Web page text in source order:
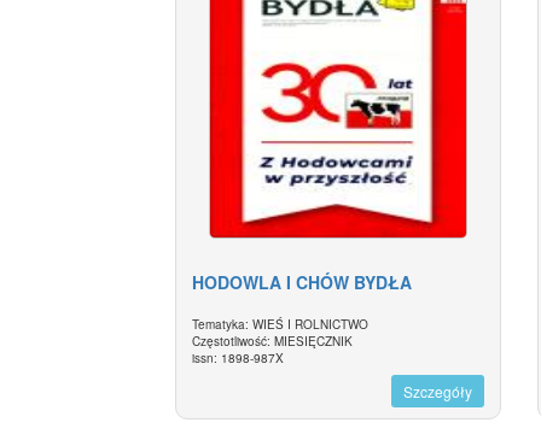
HODOWLA I CHÓW BYDŁA
Tematyka: WIEŚ I ROLNICTWO
Częstotliwość: MIESIĘCZNIK
issn: 1898-987X
Szczegóły